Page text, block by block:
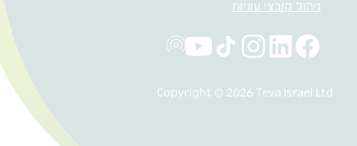
ניהול קובצי עוגיות
Copyright © 2026 Teva Israel Ltd